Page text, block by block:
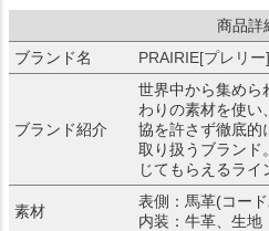
商品詳
ブランド名
PRAIRIE[プレリー]
ブランド紹介
世界中から集めら
わりの素材を使い
協を許さず徹底的
取り扱うブランド
じてもらえるライ
素材
表側：馬革(コー
内装：牛革、生地